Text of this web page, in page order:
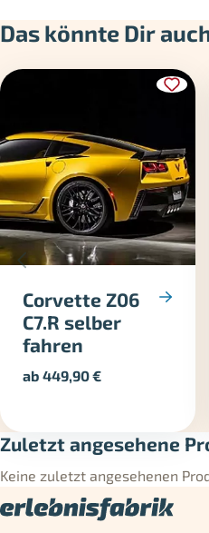
Das könnte Dir
Corvette Z06
C7.R selber
fahren
ab449,90€
Zuletzt angesehene
Keine zuletzt angesehenen